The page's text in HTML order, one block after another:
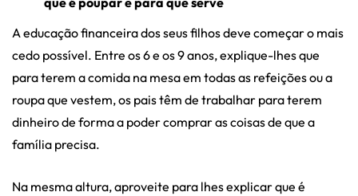
A educação financeira dos seus filhos deve começar o mais
cedo possível. Entre os 6 e os 9 anos, explique-lhes que
para terem a comida na mesa em todas as refeições ou a
roupa que vestem, os pais têm de trabalhar para terem
dinheiro de forma a poder comprar as coisas de que a
família precisa.
Na mesma altura, aproveite para lhes explicar que é